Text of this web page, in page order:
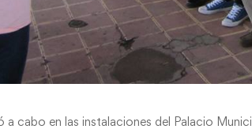
a cabo en las instalaciones del Palacio